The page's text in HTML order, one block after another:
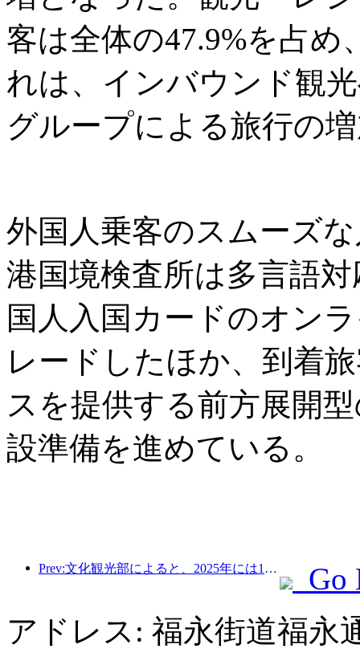
客は全体の47.9%を占め
れは、インバウンド観
グループによる旅行の
外国人乗客のスムーズ
港国境検査所は多言語
国人入国カードのオン
レードしたほか、到着
スを提供する前方展開
設準備を進めている。
Prev:文化観光部によると、2025年には16,994か所のA級景勝地が75億1000万人の観光客を迎え、5544億9000万元の観光収入を生み出した。
Go
アドレス: 福永街道福永